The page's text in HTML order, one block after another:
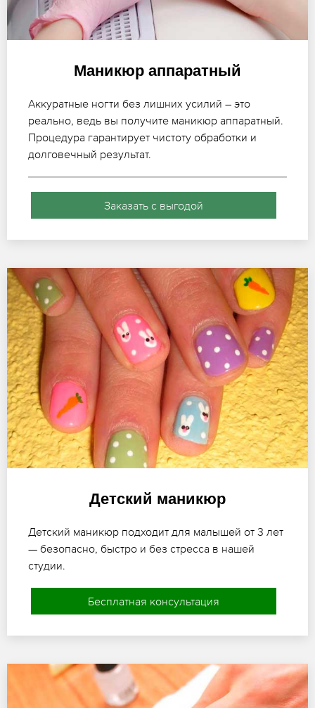
Маникюр аппаратный
Аккуратные ногти без лишних усилий – это
реально, ведь вы получите маникюр аппаратный.
Процедура гарантирует чистоту обработки и
долговечный результат.
Заказать с выгодой
Детский маникюр
Детский маникюр подходит для малышей от 3 лет
— безопасно, быстро и без стресса в нашей
студии.
Бесплатная консультация